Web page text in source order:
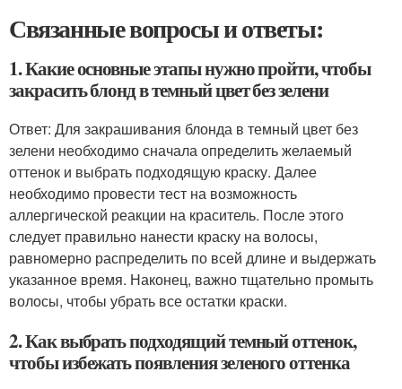
Связанные вопросы и ответы:
1. Какие основные этапы нужно пройти, чтобы
закрасить блонд в темный цвет без зелени
Ответ: Для закрашивания блонда в темный цвет без
зелени необходимо сначала определить желаемый
оттенок и выбрать подходящую краску. Далее
необходимо провести тест на возможность
аллергической реакции на краситель. После этого
следует правильно нанести краску на волосы,
равномерно распределить по всей длине и выдержать
указанное время. Наконец, важно тщательно промыть
волосы, чтобы убрать все остатки краски.
2. Как выбрать подходящий темный оттенок,
чтобы избежать появления зеленого оттенка